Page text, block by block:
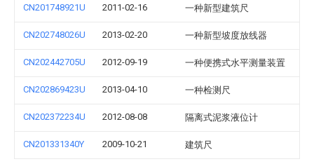
CN201748921U 2011-02-16 一种新型建筑尺
CN202748026U 2013-02-20 一种新型坡度放线器
CN202442705U 2012-09-19 一种便携式水平测量装置
CN202869423U 2013-04-10 一种检测尺
CN202372234U 2012-08-08 隔离式泥浆液位计
CN201331340Y 2009-10-21 建筑尺